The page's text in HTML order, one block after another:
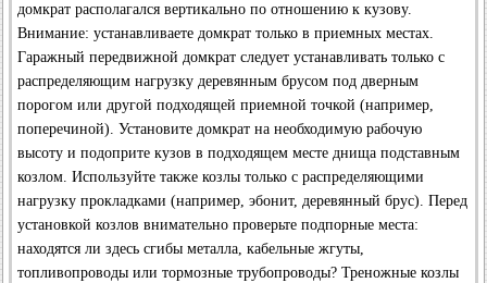
домкрат располагался вертикально по отношению к кузову.
Внимание: устанавливаете домкрат только в приемных местах.
Гаражный передвижной домкрат следует устанавливать только с
распределяющим нагрузку деревянным брусом под дверным
порогом или другой подходящей приемной точкой (например,
поперечиной). Установите домкрат на необходимую рабочую
высоту и подоприте кузов в подходящем месте днища подставным
козлом. Используйте также козлы только с распределяющими
нагрузку прокладками (например, эбонит, деревянный брус). Перед
установкой козлов внимательно проверьте подпорные места:
находятся ли здесь сгибы металла, кабельные жгуты,
топливопроводы или тормозные трубопроводы? Треножные козлы